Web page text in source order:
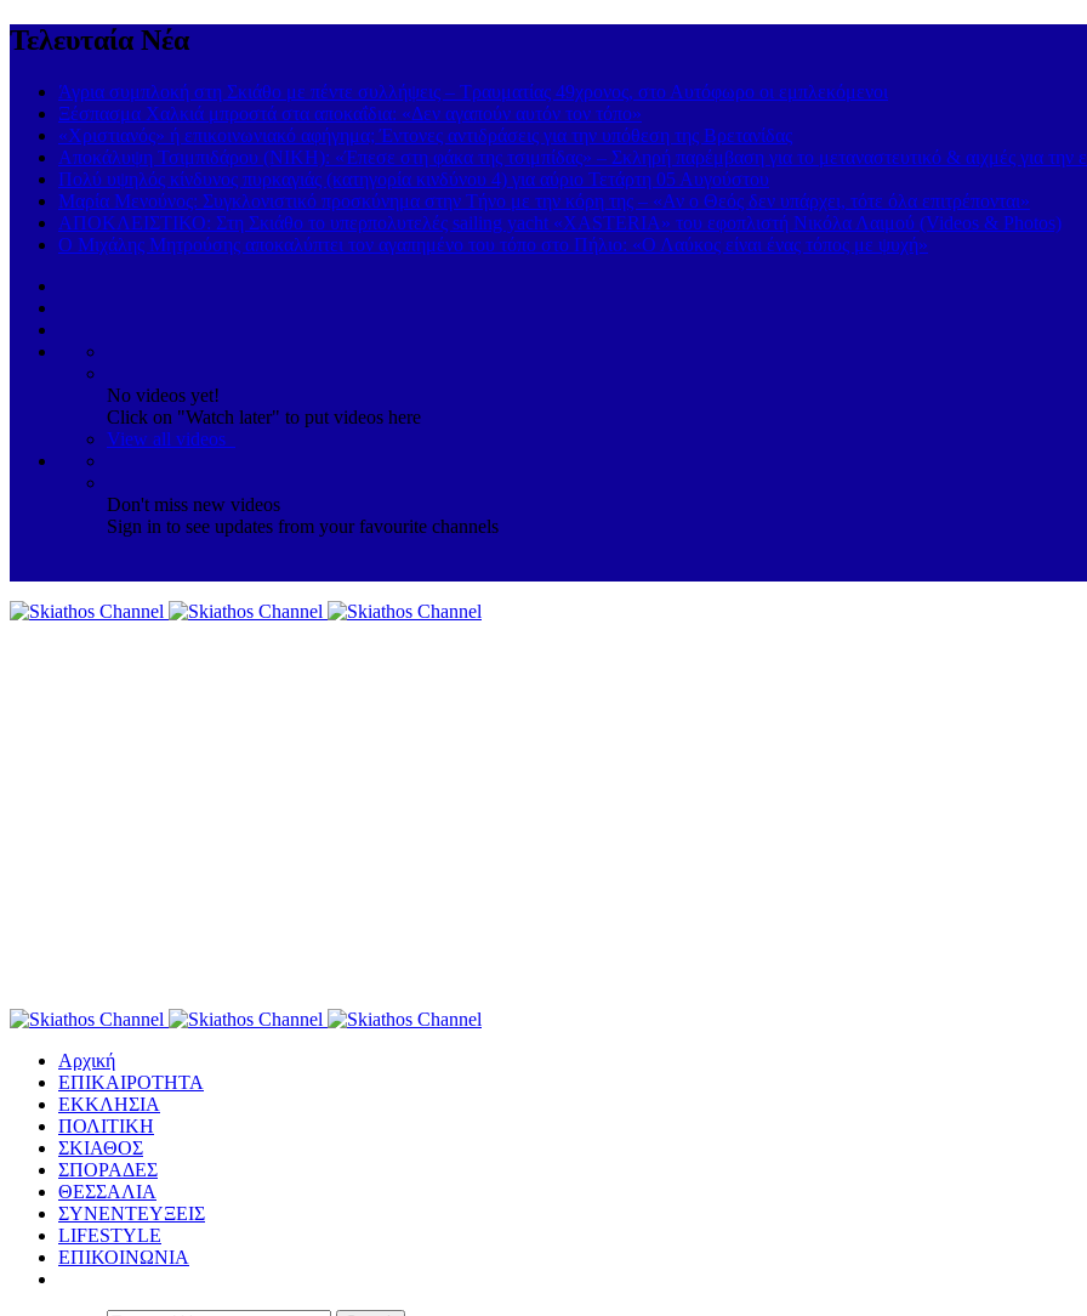
Τελευταία Νέα
Άγρια συμπλοκή στη Σκιάθο με πέντε συλλήψεις – Τραυματίας 49χρονος, στο Αυτόφωρο οι εμπλεκόμενοι
Ξέσπασμα Χαλκιά μπροστά στα αποκαΐδια: «Δεν αγαπούν αυτόν τον τόπο»
«Χριστιανός» ή επικοινωνιακό αφήγημα; Έντονες αντιδράσεις για την υπόθεση της Βρετανίδας
Αποκάλυψη Τσιμπιδάρου (ΝΙΚΗ): «Έπεσε στη φάκα της τσιμπίδας» – Σκληρή παρέμβαση για το μεταναστευτικό & αιχμές για την
Πολύ υψηλός κίνδυνος πυρκαγιάς (κατηγορία κινδύνου 4) για αύριο Τετάρτη 05 Αυγούστου
Μαρία Μενούνος: Συγκλονιστικό προσκύνημα στην Τήνο με την κόρη της – «Αν ο Θεός δεν υπάρχει, τότε όλα επιτρέπονται»
ΑΠΟΚΛΕΙΣΤΙΚΟ: Στη Σκιάθο το υπερπολυτελές sailing yacht «XASTERIA» του εφοπλιστή Νικόλα Λαιμού (Videos & Photos)
Ο Μιχάλης Μητρούσης αποκαλύπτει τον αγαπημένο του τόπο στο Πήλιο: «Ο Λαύκος είναι ένας τόπος με ψυχή»
No videos yet!
Click on "Watch later" to put videos here
View all videos
Don't miss new videos
Sign in to see updates from your favourite channels
Αρχική
ΕΠΙΚΑΙΡΟΤΗΤΑ
ΕΚΚΛΗΣΙΑ
ΠΟΛΙΤΙΚΗ
ΣΚΙΑΘΟΣ
ΣΠΟΡΑΔΕΣ
ΘΕΣΣΑΛΙΑ
ΣΥΝΕΝΤΕΥΞΕΙΣ
LIFESTYLE
ΕΠΙΚΟΙΝΩΝΙΑ